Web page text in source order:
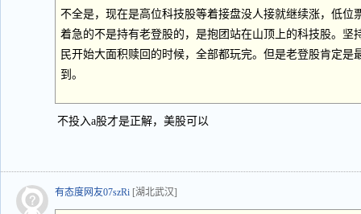
不全是，现在是高位科技股等着接盘没人接就继续涨，低位
着急的不是持有老登股的，是抱团站在山顶上的科技股。坚
民开始大面积赎回的时候，全部都玩完。但是老登股肯定是
到。
不投入a股才是正解，美股可以
有态度网友07szRi [湖北武汉]